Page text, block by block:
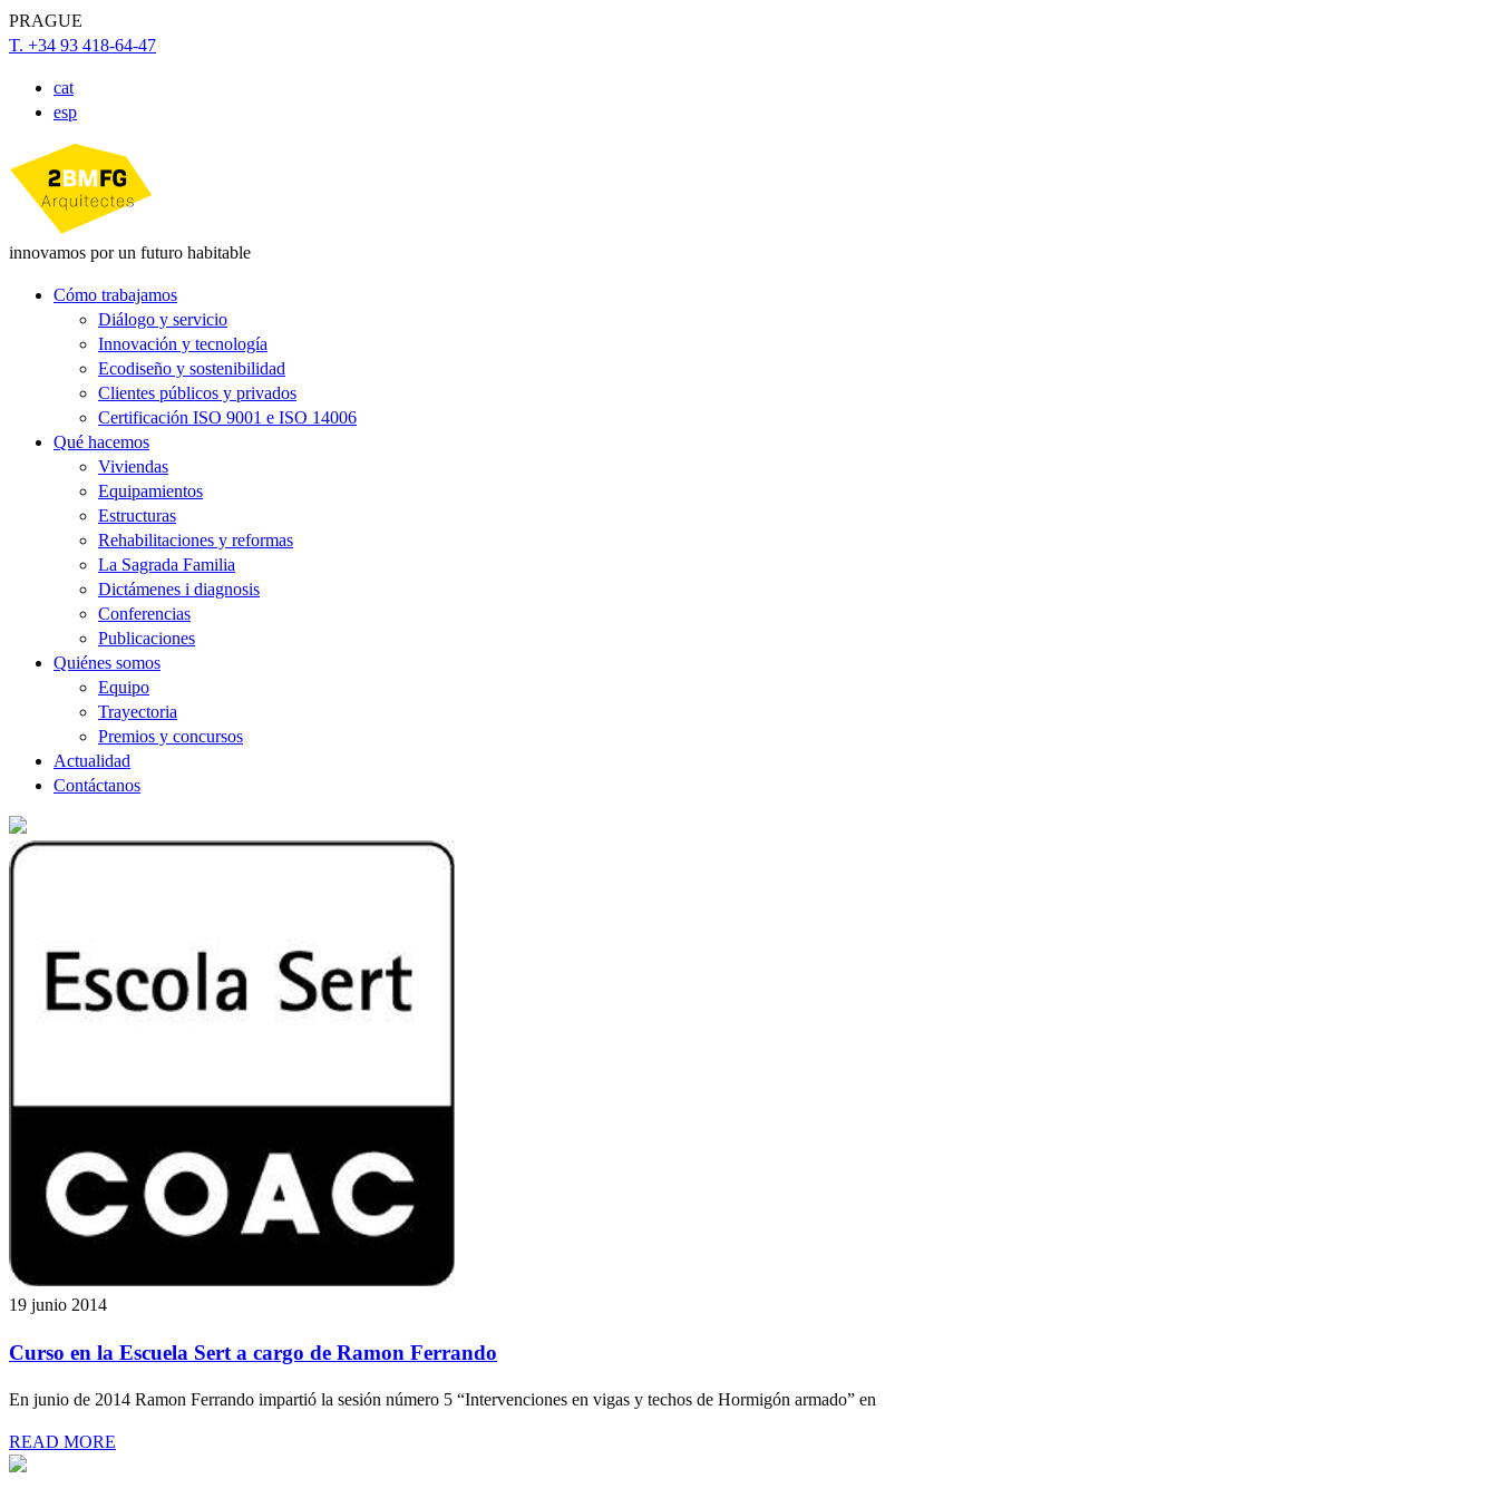
PRAGUE
T. +34 93 418-64-47
cat
esp
innovamos por un futuro habitable
Cómo trabajamos
Diálogo y servicio
Innovación y tecnología
Ecodiseño y sostenibilidad
Clientes públicos y privados
Certificación ISO 9001 e ISO 14006
Qué hacemos
Viviendas
Equipamientos
Estructuras
Rehabilitaciones y reformas
La Sagrada Familia
Dictámenes i diagnosis
Conferencias
Publicaciones
Quiénes somos
Equipo
Trayectoria
Premios y concursos
Actualidad
Contáctanos
19 junio 2014
Curso en la Escuela Sert a cargo de Ramon Ferrando
En junio de 2014 Ramon Ferrando impartió la sesión número 5 “Intervenciones en vigas y techos de Hormigón armado” en
READ MORE